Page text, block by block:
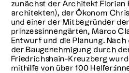
zunächst der Architekt Florian
architekten), der Ökonom
und einer der Mitbegründer der
prinzessinnengärten, Marco
Entwurf und die Planung.
der Baugenehmigung durch
Friedrichshain-Kreuzberg
mithilfe von über 100